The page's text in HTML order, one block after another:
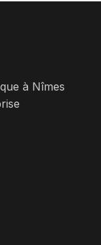
à Nîmes